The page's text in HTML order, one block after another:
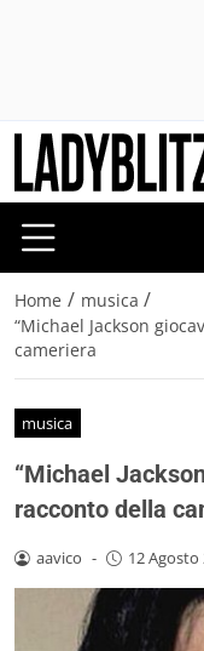
Home / musica /
“Michael Jackson
cameriera
musica
“Michael
racconto della
aavico - 12 Agosto